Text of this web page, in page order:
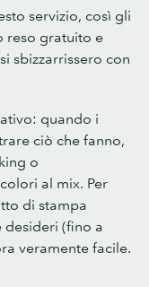
servizio, così gli
reso gratuito e
sbizzarrissero con
quando i
ciò che fanno,
o
al mix. Per
di stampa
desideri (fino a
veramente facile.